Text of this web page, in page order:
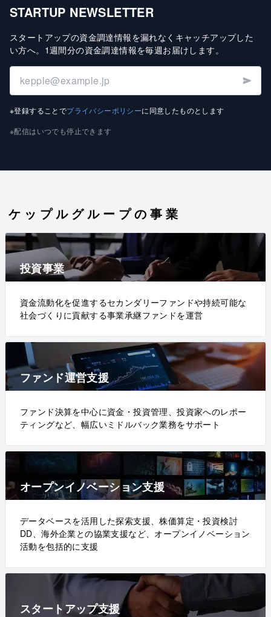
STARTUP NEWSLETTER
スタートアップの資金調達情報を漏れなくキャッチアップした
い方へ。 1週間分の資金調達情報を毎週お届けします。
※登録することでプライバシーポリシーに同意したものとします
※配信はいつでも停止できます
ケップルグループの事業
投資事業
資金流動化を促進するセカンダリーファンドや持続可能な
社会づくりに貢献する事業承継ファンドを運営
ファンド運営支援
ファンド決算を中心に資金・投資管理、投資家へのレポー
ティングなど、幅広いミドルバック業務をサポート
オープンイノベーション支援
データベースを活用した探索支援、株価算定・投資検討
DD、海外企業との協業支援など、オープンイノベーション
活動を包括的に支援
スタートアップ支援